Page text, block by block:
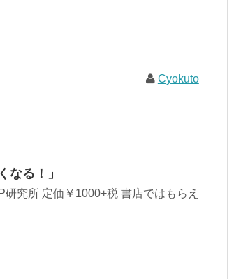
Cyokuto
なる！」
研究所 定価￥1000+税 書店ではもらえ